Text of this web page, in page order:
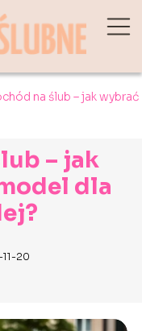
na ślub – jak wybrać
– jak
dla
20